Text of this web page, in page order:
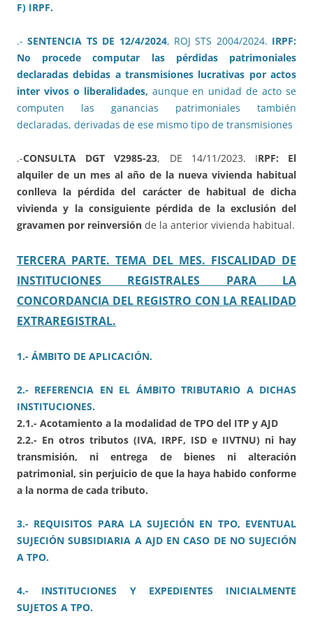
F) IRPF.
.-SENTENCIA TS DE 12/4/2024, ROJ STS 2004/2024. IRPF:
No procede computar las pérdidas patrimoniales
declaradas debidas a transmisiones lucrativas por actos
inter vivos o liberalidades, aunque en unidad de acto se
computen las ganancias patrimoniales también
declaradas, derivadas de ese mismo tipo de transmisiones
.-CONSULTA DGT V2985-23, DE 14/11/2023. IRPF: El
alquiler de un mes al año de la nueva vivienda habitual
conlleva la pérdida del carácter de habitual de dicha
vivienda y la consiguiente pérdida de la exclusión del
gravamen por reinversión de la anterior vivienda habitual.
TERCERA PARTE. TEMA DEL MES. FISCALIDAD DE
INSTITUCIONES REGISTRALES PARA LA
CONCORDANCIA DEL REGISTRO CON LA REALIDAD
EXTRAREGISTRAL.
1.- ÁMBITO DE APLICACIÓN.
2.- REFERENCIA EN EL ÁMBITO TRIBUTARIO A DICHAS
INSTITUCIONES.
2.1.- Acotamiento a la modalidad de TPO del ITP y AJD
2.2.- En otros tributos (IVA, IRPF, ISD e IIVTNU) ni hay
transmisión, ni entrega de bienes ni alteración
patrimonial, sin perjuicio de que la haya habido conforme
a la norma de cada tributo.
3.- REQUISITOS PARA LA SUJECIÓN EN TPO, EVENTUAL
SUJECIÓN SUBSIDIARIA A AJD EN CASO DE NO SUJECIÓN
A TPO.
4.- INSTITUCIONES Y EXPEDIENTES INICIALMENTE
SUJETOS A TPO.